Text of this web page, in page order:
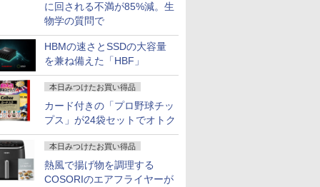
に回される不満が85%減。生
物学の質問で
HBMの速さとSSDの大容量
を兼ね備えた「HBF」
本日みつけたお買い得品
カード付きの「プロ野球チッ
プス」が24袋セットでオトク
本日みつけたお買い得品
熱風で揚げ物を調理する
COSORIのエアフライヤーが